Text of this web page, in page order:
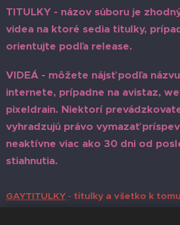
TITULKY - názov súboru je
videa na ktoré sedia titulky,
orientujte podľa release.
VIDEÁ - môžete nájsť podľa
internete, prípadne na avistaz,
pixeldrain. Niektorí
vyhradzujú právo vymazať
neaktívne viac ako 30 dni od
stiahnutia.
GAYTITULKY - titulky a všetko k